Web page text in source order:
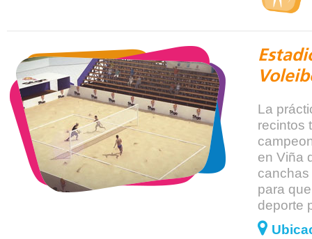
La
recintos
en Viña
para
deporte